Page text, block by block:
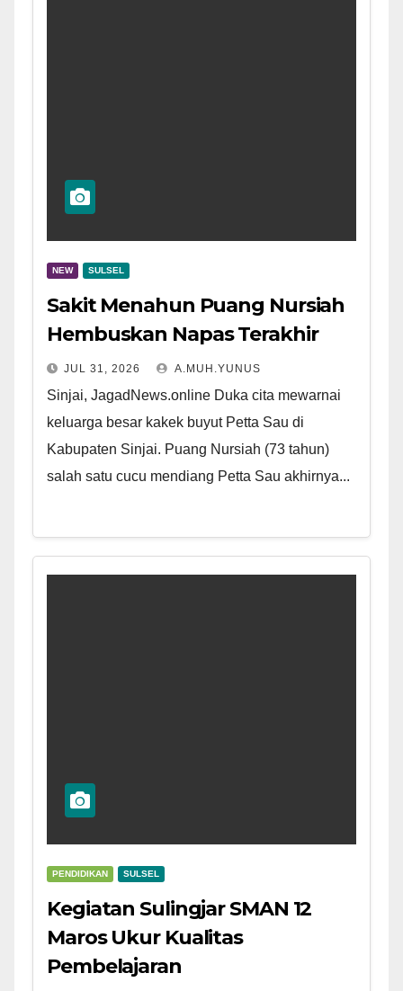
NEW SULSEL
Sakit Menahun Puang Nursiah
Hembuskan Napas Terakhir
JUL 31, 2026 A.MUH.YUNUS
Sinjai, JagadNews.online Duka cita mewarnai
keluarga besar kakek buyut Petta Sau di
Kabupaten Sinjai. Puang Nursiah (73 tahun)
salah satu cucu mendiang Petta Sau akhirnya...
PENDIDIKAN SULSEL
Kegiatan Sulingjar SMAN 12
Maros Ukur Kualitas
Pembelajaran